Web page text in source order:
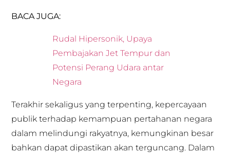
BACA JUGA:
Rudal Hipersonik, Upaya
Pembajakan Jet Tempur dan
Potensi Perang Udara antar
Negara
Terakhir sekaligus yang terpenting, kepercayaan
publik terhadap kemampuan pertahanan negara
dalam melindungi rakyatnya, kemungkinan besar
bahkan dapat dipastikan akan terguncang. Dalam